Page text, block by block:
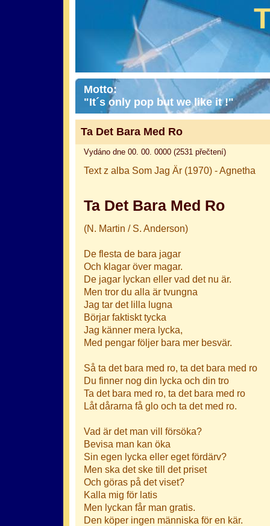
Motto:
"It´s only pop but we like it !"
Ta Det Bara Med Ro
Vydáno dne 00. 00. 0000 (2531 přečtení)
Text z alba Som Jag Är (1970) - Agnetha
Ta Det Bara Med Ro
(N. Martin / S. Anderson)
De flesta de bara jagar
Och klagar över magar.
De jagar lyckan eller vad det nu är.
Men tror du alla är tvungna
Jag tar det lilla lugna
Börjar faktiskt tycka
Jag känner mera lycka,
Med pengar följer bara mer besvär.
Så ta det bara med ro, ta det bara med ro
Du finner nog din lycka och din tro
Ta det bara med ro, ta det bara med ro
Låt dårarna få glo och ta det med ro.
Vad är det man vill försöka?
Bevisa man kan öka
Sin egen lycka eller eget fördärv?
Men ska det ske till det priset
Och göras på det viset?
Kalla mig för latis
Men lyckan får man gratis.
Den köper ingen människa för en kär.